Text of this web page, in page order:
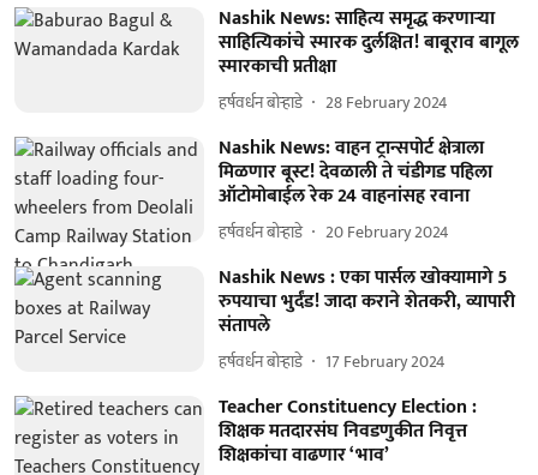
Nashik News: साहित्य समृद्ध करणाऱ्या
साहित्यिकांचे स्मारक दुर्लक्षित! बाबूराव बागूल
स्मारकाची प्रतीक्षा
हर्षवर्धन बोऱ्हाडे 28 February 2024
Nashik News: वाहन ट्रान्सपोर्ट क्षेत्राला
मिळणार बूस्ट! देवळाली ते चंडीगड पहिला
ऑटोमोबाईल रेक 24 वाहनांसह रवाना
हर्षवर्धन बोऱ्हाडे 20 February 2024
Nashik News : एका पार्सल खोक्यामागे 5
रुपयाचा भुर्दंड! जादा कराने शेतकरी, व्यापारी
संतापले
हर्षवर्धन बोऱ्हाडे 17 February 2024
Teacher Constituency Election :
शिक्षक मतदारसंघ निवडणुकीत निवृत्त
शिक्षकांचा वाढणार ‘भाव’